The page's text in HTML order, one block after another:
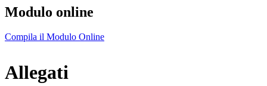
Modulo online
Compila il Modulo Online
Allegati